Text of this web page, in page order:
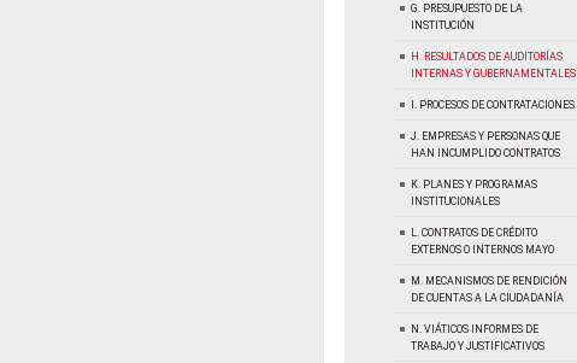
G. PRESUPUESTO DE LA
INSTITUCIÓN
H. RESULTADOS DE AUDITORÍAS
INTERNAS Y GUBERNAMENTALES
I. PROCESOS DE CONTRATACIONES
J. EMPRESAS Y PERSONAS QUE
HAN INCUMPLIDO CONTRATOS
K. PLANES Y PROGRAMAS
INSTITUCIONALES
L. CONTRATOS DE CRÉDITO
EXTERNOS O INTERNOS MAYO
M. MECANISMOS DE RENDICIÓN
DE CUENTAS A LA CIUDADANÍA
N. VIÁTICOS INFORMES DE
TRABAJO Y JUSTIFICATIVOS